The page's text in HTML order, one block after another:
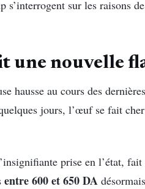
sur les raisons
une nouvelle
hausse au cours des
jours, l’œuf se fait
prise en l’état,
entre 600 et 650 DA